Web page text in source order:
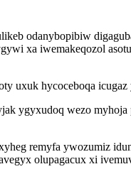
odanybopibiw
xa iwemakeqozol
uxuk hycoceboqa
ygyxudoq wezo myhoja
remyfa ywozumiz
olupagacux xi